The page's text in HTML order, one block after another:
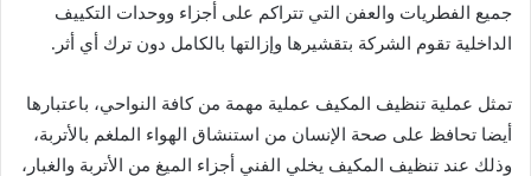
جميع الفطريات والعفن التي تتراكم على أجزاء ووحدات التكييف
الداخلية تقوم الشركة بتقشيرها وإزالتها بالكامل دون ترك أي أثر.
تمثل عملية تنظيف المكيف عملية مهمة من كافة النواحي، باعتبارها
أيضا تحافظ على صحة الإنسان من استنشاق الهواء الملغم بالأتربة،
وذلك عند تنظيف المكيف يخلي الفني أجزاء الميغ من الأتربة والغبار،